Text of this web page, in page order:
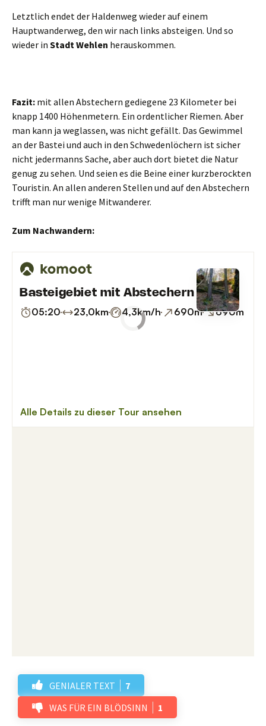
Letztlich endet der Haldenweg wieder auf einem
Hauptwanderweg, den wir nach links absteigen. Und so
wieder in Stadt Wehlen herauskommen.
Fazit: mit allen Abstechern gediegene 23 Kilometer bei
knapp 1400 Höhenmetern. Ein ordentlicher Riemen. Aber
man kann ja weglassen, was nicht gefällt. Das Gewimmel
an der Bastei und auch in den Schwedenlöchern ist sicher
nicht jedermanns Sache, aber auch dort bietet die Natur
genug zu sehen. Und seien es die Beine einer kurzberockten
Touristin. An allen anderen Stellen und auf den Abstechern
trifft man nur wenige Mitwanderer.
Zum Nachwandern:
GENIALER TEXT
7
WAS FÜR EIN BLÖDSINN
1